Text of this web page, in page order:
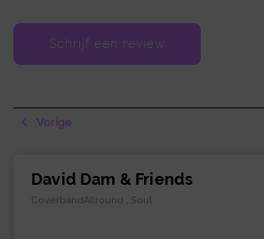
Schrijf een review
Vorige
David Dam & Friends
CoverbandAllround , Soul